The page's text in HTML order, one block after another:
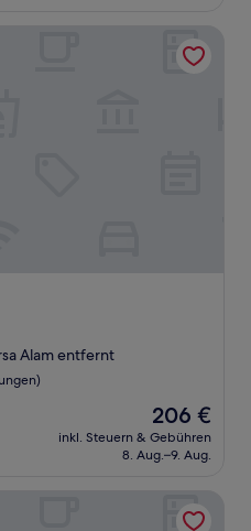
Alam entfernt
Der
Preis
beträgt
206 €
inkl. Steuern & Gebühren
8. Aug.–9. Aug.